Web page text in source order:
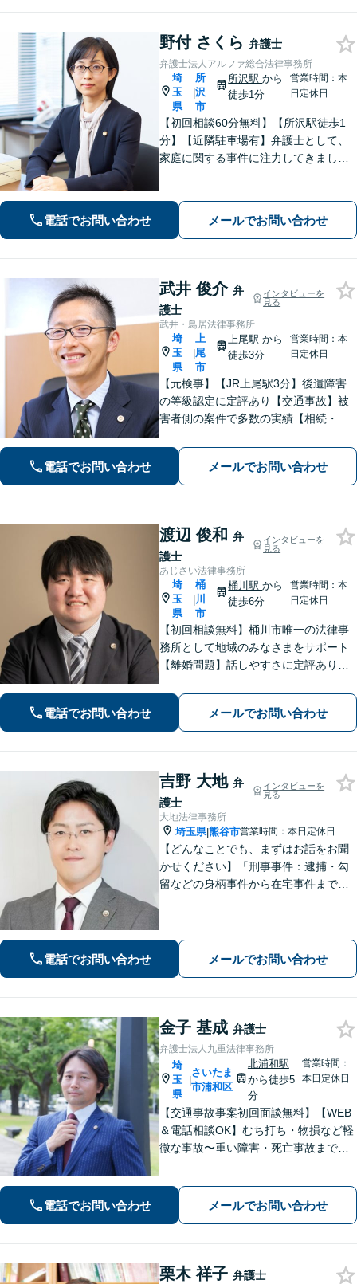
野付 さくら 弁護士
弁護士法人アルファ総合法律事務所
埼
玉
県
|
所
沢
市
所沢駅から
徒歩1分
営業時間：本
日定休日
【初回相談60分無料】【所沢駅徒歩1
分】【近隣駐車場有】弁護士として、
家庭に関する事件に注力してきまし
イバシー配慮】【当日・夜間（18時ま
で）の相談可】
電話でお問い合わせ メールでお問い合わせ
武井 俊介 弁
護士
インタビューを
見る
武井・鳥居法律事務所
埼
玉
県
|
上
尾
市
上尾駅から
徒歩3分
営業時間：本
日定休日
【元検事】【JR上尾駅3分】後遺障害
の等級認定に定評あり【交通事故】被
害者側の案件で多数の実績【相続・遺
【刑事事件】検事経験・豊富な実績、
スピーディーな接見が強み、上尾警察
署5分【初回面談30分無料】
電話でお問い合わせ メールでお問い合わせ
渡辺 俊和 弁
護士
インタビューを
見る
あじさい法律事務所
埼
玉
県
|
桶
川
市
桶川駅から
徒歩6分
営業時間：本
日定休日
【初回相談無料】桶川市唯一の法律事
務所として地域のみなさまをサポート
【離婚問題】話しやすさに定評あり！1
イス【インターネット】スピーディー
な対応で円滑な解決を目指します【桶
川駅6分】【オンライン相談OK】
電話でお問い合わせ メールでお問い合わせ
吉野 大地 弁
護士
インタビューを
見る
大地法律事務所
埼玉県|熊谷市営業時間：本日定休日
【どんなことでも、まずはお話をお聞
かせください】「刑事事件：逮捕・勾
留などの身柄事件から在宅事件まで、
電話でお問い合わせ メールでお問い合わせ
金子 基成 弁護士
弁護士法人九重法律事務所
埼
玉
県
|
さいたま
市浦和区
北浦和駅
から徒歩5
分
営業時間：
本日定休日
【交通事故事案初回面談無料】【WEB
＆電話相談OK】むち打ち・物損など軽
微な事故〜重い障害・死亡事故まで、
解決まで全て弁護士が対応し、負担を
軽減します【北浦和駅7分】
電話でお問い合わせ メールでお問い合わせ
栗木 祥子 弁護士